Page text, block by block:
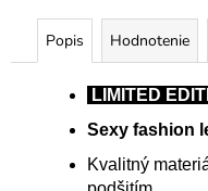
Popis Hodnotenie
LIMITED
Sexy fashion
Kvalitný